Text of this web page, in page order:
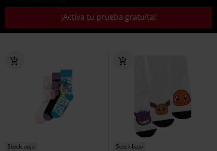
¡Activa tu prueba gratuita!
Stock bajo
Stock bajo